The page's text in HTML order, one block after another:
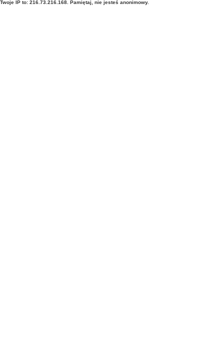
Twoje IP to: 216.73.216.168. Pamiętaj, nie jesteś anonimowy.